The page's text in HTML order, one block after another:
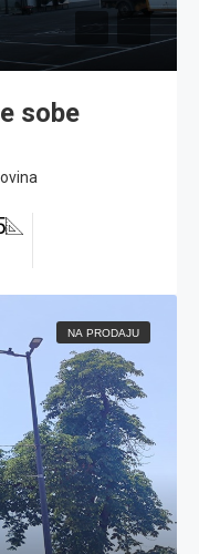
sobe
NA PRODAJU